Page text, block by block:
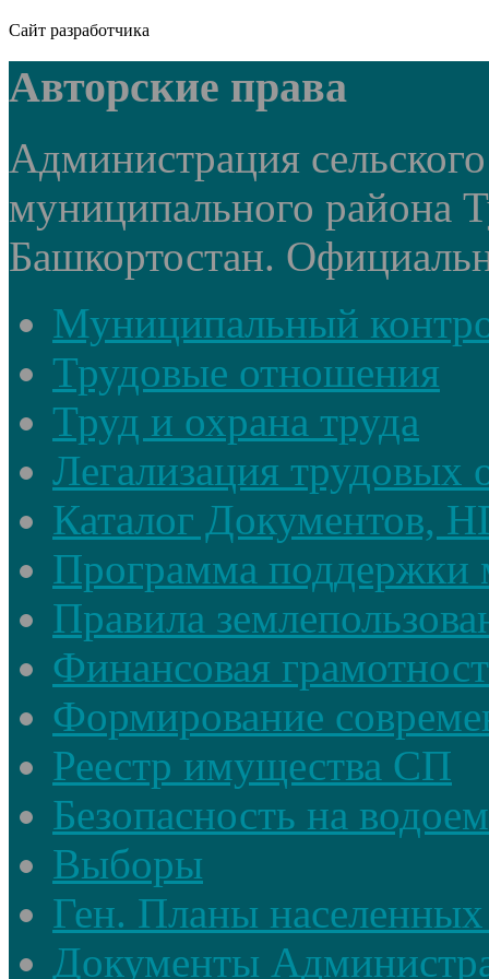
Сайт разработчика
Авторские права
Администрация
муниципального района
Башкортостан.
Муниципальный
Трудовые отношения
Труд и охрана труда
Легализация трудовых
Каталог Документов,
Программа поддержки
Правила
Финансовая
Формирование
Реестр имущества СП
Безопасность на
Выборы
Ген. Планы
Документы